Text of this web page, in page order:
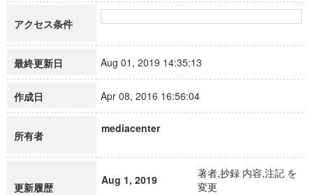
アクセス条件
最終更新日 Aug 01, 2019 14:35:13
作成日 Apr 08, 2016 16:56:04
所有者
mediacenter
更新履歴
Aug 1, 2019
著者,抄録 内容,注記 を
変更